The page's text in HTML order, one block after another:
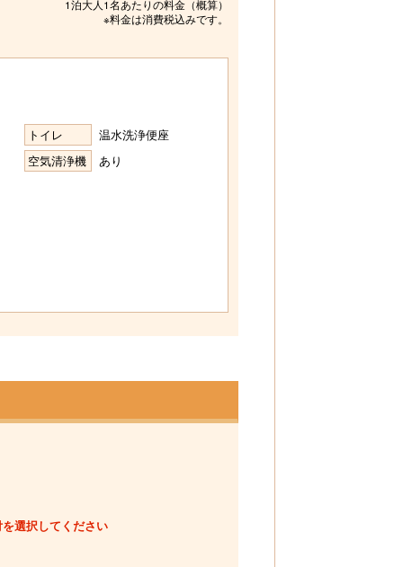
1泊大人1名あたりの料金（概算）
※料金は消費税込みです。
トイレ
温水洗浄便座
空気清浄機 あり
選択してください